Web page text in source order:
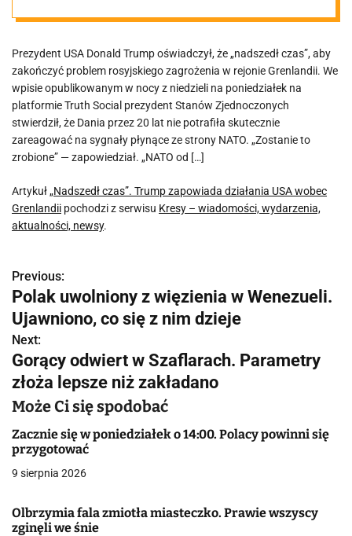
wobec
Grenlandii
Prezydent USA Donald Trump oświadczył, że „nadszedł czas”, aby
zakończyć problem rosyjskiego zagrożenia w rejonie Grenlandii. We
wpisie opublikowanym w nocy z niedzieli na poniedziałek na
platformie Truth Social prezydent Stanów Zjednoczonych
stwierdził, że Dania przez 20 lat nie potrafiła skutecznie
zareagować na sygnały płynące ze strony NATO. „Zostanie to
zrobione” — zapowiedział. „NATO od […]
Artykuł„Nadszedł czas”. Trump zapowiada działania USA wobec
Grenlandii pochodzi z serwisu Kresy – wiadomości, wydarzenia,
aktualności, newsy.
N
a
w
i
g
a
c
a
Previous:
Polak uwolniony z więzienia w Wenezueli.
Ujawniono, co się z nim dzieje
Next:
Gorący odwiert w Szaflarach. Parametry
złoża lepsze niż zakładano
Może Ci się spodobać
Zacznie się w poniedziałek o 14:00. Polacy powinni się
przygotować
9 sierpnia 2026
Olbrzymia fala zmiotła miasteczko. Prawie wszyscy
zginęli we śnie